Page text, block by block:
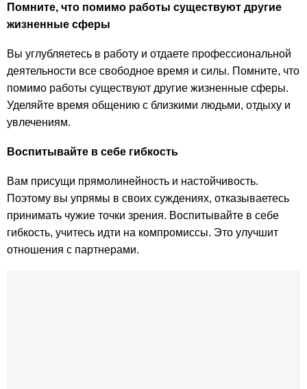
Помните, что помимо работы существуют другие
жизненные сферы
Вы углубляетесь в работу и отдаете профессиональной
деятельности все свободное время и силы. Помните, что
помимо работы существуют другие жизненные сферы.
Уделяйте время общению с близкими людьми, отдыху и
увлечениям.
Воспитывайте в себе гибкость
Вам присущи прямолинейность и настойчивость.
Поэтому вы упрямы в своих суждениях, отказываетесь
принимать чужие точки зрения. Воспитывайте в себе
гибкость, учитесь идти на компромиссы. Это улучшит
отношения с партнерами.